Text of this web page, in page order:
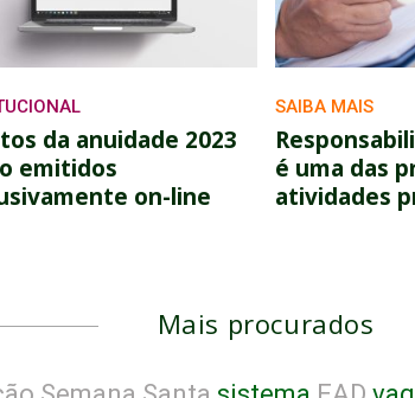
da anuidade 2023
emitidos
on-line
SAIBA MAIS
é uma das
atividades
Mais procurados